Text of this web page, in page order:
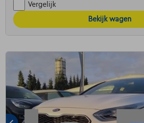
Vergelijk
Bekijk wagen